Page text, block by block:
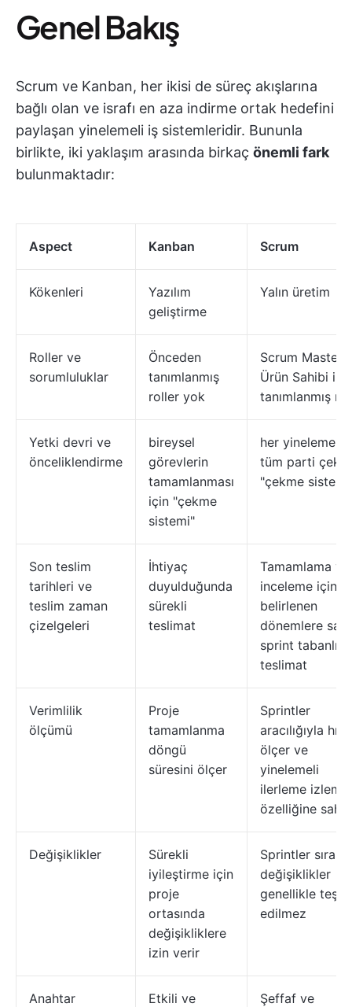
Genel Bakış
Scrum ve Kanban, her ikisi de süreç akışlarına
bağlı olan ve israfı en aza indirme ortak hedefini
paylaşan yinelemeli iş sistemleridir. Bununla
birlikte, iki yaklaşım arasında birkaç önemli fark
bulunmaktadır:
Aspect Kanban Scrum
Kökenleri
Yazılım
geliştirme
Yalın üretim
Roller ve
sorumluluklar
Önceden
tanımlanmış
roller yok
Scrum Master
Ürün Sahibi ile
tanımlanmış
Yetki devri ve
önceliklendirme
bireysel
görevlerin
tamamlanması
için "çekme
sistemi"
her yineleme
tüm parti
"çekme
Son teslim
tarihleri ve
teslim zaman
çizelgeleri
İhtiyaç
duyulduğunda
sürekli
teslimat
Tamamlama ve
inceleme için
belirlenen
dönemlere
sprint tabanlı
teslimat
Verimlilik
ölçümü
Proje
tamamlanma
döngü
süresini ölçer
Sprintler
aracılığıyla hızı
ölçer ve
yinelemeli
ilerleme izleme
özelliğine
Değişiklikler
Sürekli
iyileştirme için
proje
ortasında
değişikliklere
izin verir
Sprintler
değişiklikler
genellikle
edilmez
Anahtar
Etkili ve
Şeffaf ve